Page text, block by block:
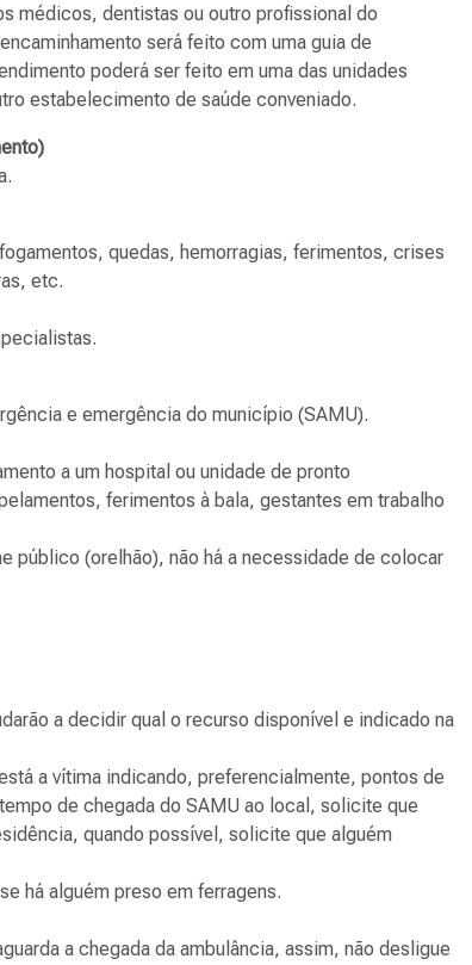
médicos, dentistas ou outro profissional do
será feito com uma guia de
poderá ser feito em uma das unidades
estabelecimento de saúde conveniado.
quedas, hemorragias, ferimentos, crises
etc.
e emergência do município (SAMU).
a um hospital ou unidade de pronto
ferimentos à bala, gestantes em trabalho
público (orelhão), não há a necessidade de colocar
a decidir qual o recurso disponível e indicado na
a vítima indicando, preferencialmente, pontos de
de chegada do SAMU ao local, solicite que
quando possível, solicite que alguém
há alguém preso em ferragens.
a chegada da ambulância, assim, não desligue